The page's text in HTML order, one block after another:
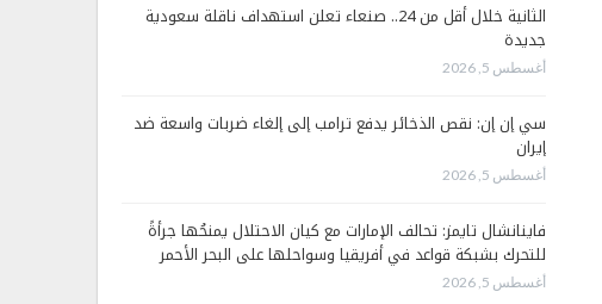
الثانية خلال أقل من 24.. صنعاء تعلن استهداف ناقلة سعودية
جديدة
أغسطس 5, 2026
سي إن إن: نقص الذخائر يدفع ترامب إلى إلغاء ضربات واسعة ضد
إيران
أغسطس 5, 2026
فاينانشال تايمز: تحالف الإمارات مع كيان الاحتلال يمنحُها جرأةً
للتحرك بشبكة قواعد في أفريقيا وسواحلها على البحر الأحمر
أغسطس 5, 2026